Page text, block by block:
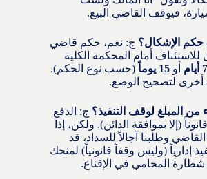
فيوقف القاضي البيع.
ج: نعم، حكم قاضي
للاستئناف أمام المحكمة الكلية
7 أيام أو 15 يوماً
(حسب نوع الحكم).
أخرى لتصحيح الوضع.
ج: الدفع
(إلا بموافقة الدائن). ولكن، إذا
وطلبنا آجالاً للسداد، قد
إدارياً (وليس وقفاً قانونياً) لمنحك
المحامي في الإقناع.